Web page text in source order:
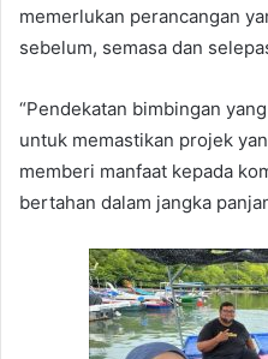
memerlukan perancangan
sebelum, semasa dan
“Pendekatan bimbingan
untuk memastikan projek
memberi manfaat kepada
bertahan dalam jangka